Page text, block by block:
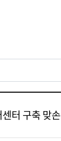
터 구축 맞손